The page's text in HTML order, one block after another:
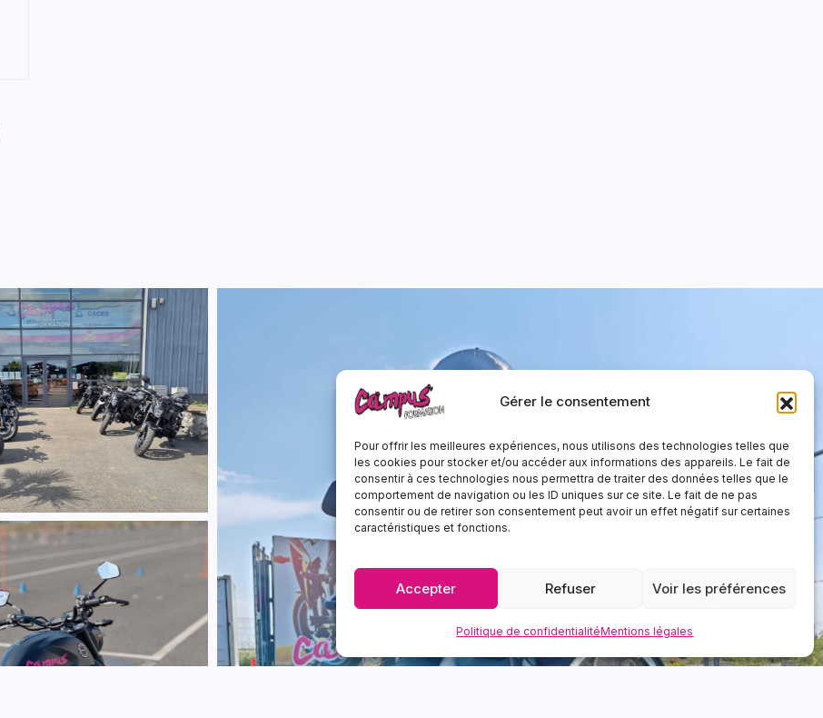
Gérer le consentement
Pour offrir les meilleures expériences, nous utilisons des technologies telles que
les cookies pour stocker et/ou accéder aux informations des appareils. Le fait de
consentir à ces technologies nous permettra de traiter des données telles que le
comportement de navigation ou les ID uniques sur ce site. Le fait de ne pas
consentir ou de retirer son consentement peut avoir un effet négatif sur certaines
caractéristiques et fonctions.
Accepter Refuser Voir les préférences
Politique de confidentialitéMentions légales